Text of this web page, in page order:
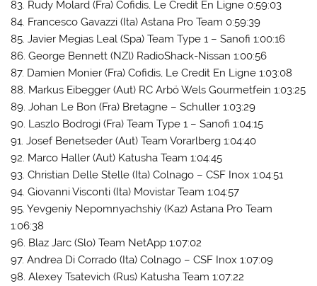
83. Rudy Molard (Fra) Cofidis, Le Credit En Ligne 0:59:03
84. Francesco Gavazzi (Ita) Astana Pro Team 0:59:39
85. Javier Megias Leal (Spa) Team Type 1 – Sanofi 1:00:16
86. George Bennett (NZl) RadioShack-Nissan 1:00:56
87. Damien Monier (Fra) Cofidis, Le Credit En Ligne 1:03:08
88. Markus Eibegger (Aut) RC Arbö Wels Gourmetfein 1:03:25
89. Johan Le Bon (Fra) Bretagne – Schuller 1:03:29
90. Laszlo Bodrogi (Fra) Team Type 1 – Sanofi 1:04:15
91. Josef Benetseder (Aut) Team Vorarlberg 1:04:40
92. Marco Haller (Aut) Katusha Team 1:04:45
93. Christian Delle Stelle (Ita) Colnago – CSF Inox 1:04:51
94. Giovanni Visconti (Ita) Movistar Team 1:04:57
95. Yevgeniy Nepomnyachshiy (Kaz) Astana Pro Team
1:06:38
96. Blaz Jarc (Slo) Team NetApp 1:07:02
97. Andrea Di Corrado (Ita) Colnago – CSF Inox 1:07:09
98. Alexey Tsatevich (Rus) Katusha Team 1:07:22